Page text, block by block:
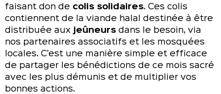
faisant don de colis solidaires. Ces colis
contiennent de la viande halal destinée à être
distribuée aux jeûneurs dans le besoin, via
nos partenaires associatifs et les mosquées
locales. C’est une manière simple et efficace
de partager les bénédictions de ce mois sacré
avec les plus démunis et de multiplier vos
bonnes actions.